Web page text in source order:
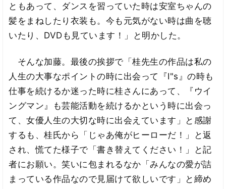
ともあって、ダンスを習っていた時は安室ちゃんの
髪をまねしたり衣装も。今も元気がない時は曲を聴
いたり、DVDも見ています！」と明かした。
そんな加藤。最後の挨拶で「桂先生の作品は私の
人生の大事なポイントの時に出会って『I"s』の時も
仕事を続けるか迷った時に桂さんにあって、『ウイ
ングマン』も芸能活動を続けるかという時に出会っ
て、女優人生の大切な時に出会えています」と感謝
するも、桂氏から「じゃあ俺がヒーローだ！」と返
され、慌てた様子で「書き替えてください！」と記
者にお願い。笑いに包まれるなか「みんなの愛が詰
まっている作品なので見届けて欲しいです」と締め